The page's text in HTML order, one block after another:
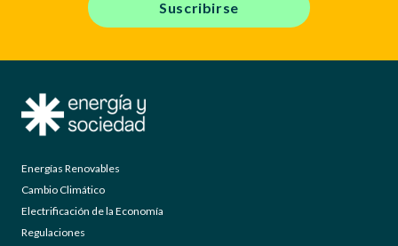
Suscribirse
Energías Renovables
Cambio Climático
Electrificación de la Economía
Regulaciones